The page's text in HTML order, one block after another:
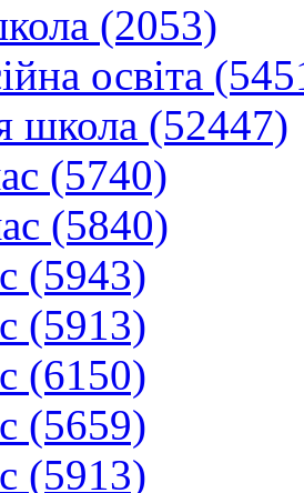
(2053)
освіта
школа (52447)
(5740)
(5840)
(5943)
(5913)
(6150)
(5659)
(5913)